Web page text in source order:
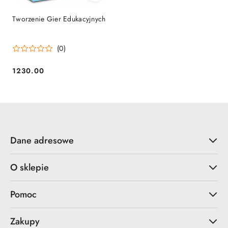
Tworzenie Gier Edukacyjnych
(0)
Cena:
1230.00
Dane adresowe
O sklepie
Pomoc
Zakupy